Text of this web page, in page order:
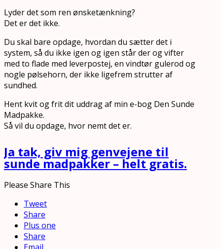
Lyder det som ren ønsketænkning?
Det er det ikke.
Du skal bare opdage, hvordan du sætter det i
system, så du ikke igen og igen står der og vifter
med to flade med leverpostej, en vindtør gulerod og
nogle pølsehorn, der ikke ligefrem strutter af
sundhed.
Hent kvit og frit dit uddrag af min e-bog Den Sunde
Madpakke.
Så vil du opdage, hvor nemt det er.
Ja tak, giv mig genvejene til
sunde madpakker – helt gratis.
Please Share This
Tweet
Share
Plus one
Share